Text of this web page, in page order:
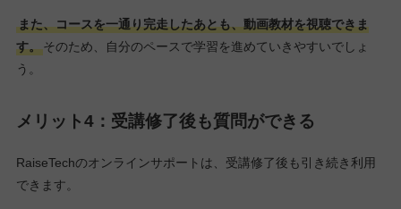
また、コースを一通り完走したあとも、動画教材を視聴できま
す。そのため、自分のペースで学習を進めていきやすいでしょ
う。
メリット4：受講修了後も質問ができる
RaiseTechのオンラインサポートは、受講修了後も引き続き利用
できます。